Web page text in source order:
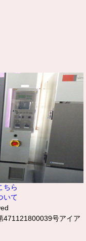
ちら
いて
471121800039号アイア